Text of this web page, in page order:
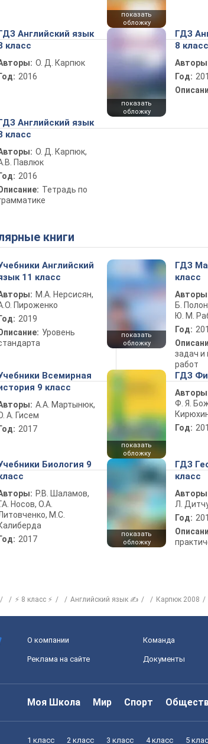
показать
обложку
Английский язык
класс
О. Д. Карпюк
Год: 2016
показать
обложку
ГДЗ
8 класс
Год:
Английский язык
класс
О. Д. Карпюк,
Павлюк
Год: 2016
Тетрадь по
книги
Английский
11 класс
М.А. Нерсисян,
Пироженко
Год: 2019
Уровень
показать
обложку
ГДЗ
класс
Б.
Ю. М.
Год:
задач и
работ
Всемирная
9 класс
А.А. Мартынюк,
А. Гисем
Год: 2017
показать
обложку
ГДЗ
Ф. Я.
Год:
Биология 9
Р.В. Шаламов,
Носов, О.А.
М.С.
Год: 2017
показать
обложку
ГДЗ
класс
Л.
Год:
⚡ 8 класс ⚡ Английский язык ✍ Карпюк 2008
О компании Команда
Реклама на сайте Документы
Моя Школа Мир Спорт
1 класс 2 класс 3 класс 4 класс 5